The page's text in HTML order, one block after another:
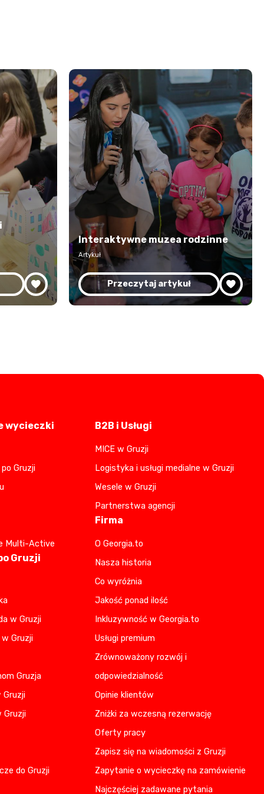
Interaktywne muzea rodzinne
Artykuł
Przeczytaj artykuł
wycieczki
Gruzji
Multi-Active
Gruzji
w Gruzji
Gruzji
Gruzja
Gruzji
Gruzji
do Gruzji
B2B i Usługi
MICE w Gruzji
Logistyka i usługi medialne w Gruzji
Wesele w Gruzji
Partnerstwa agencji
Firma
O Georgia.to
Nasza historia
Co wyróżnia
Jakość ponad ilość
Inkluzywność w Georgia.to
Usługi premium
Zrównoważony rozwój i
odpowiedzialność
Opinie klientów
Zniżki za wczesną rezerwację
Oferty pracy
Zapisz się na wiadomości z Gruzji
Zapytanie o wycieczkę na zamówienie
Najczęściej zadawane pytania